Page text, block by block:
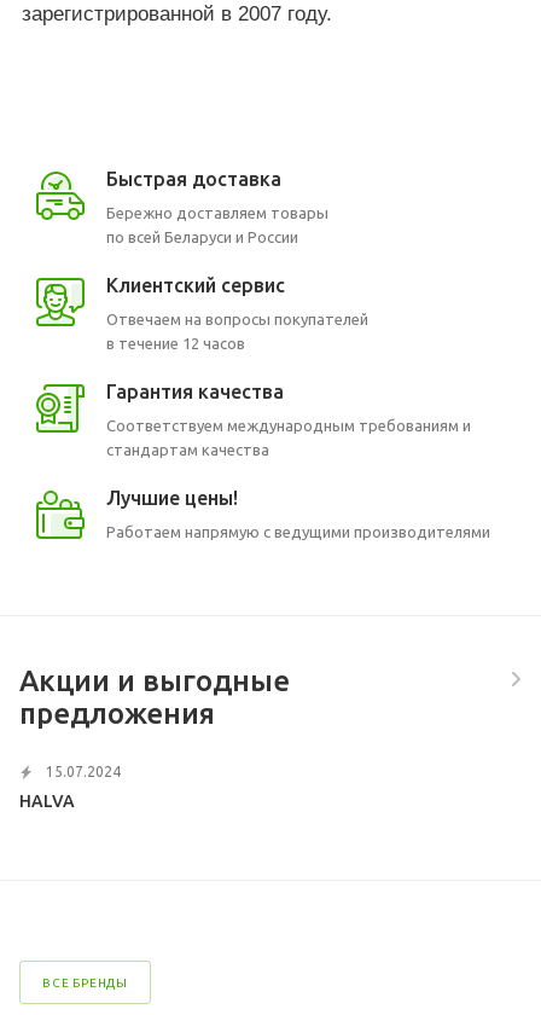
зарегистрированной в 2007 году.
Быстрая доставка
Бережно доставляем товары
по всей Беларуси и России
Клиентский сервис
Отвечаем на вопросы покупателей
в течение 12 часов
Гарантия качества
Соответствуем международным требованиям и
стандартам качества
Лучшие цены!
Работаем напрямую с ведущими производителями
Акции и выгодные
предложения
15.07.2024
HALVA
ВСЕ БРЕНДЫ